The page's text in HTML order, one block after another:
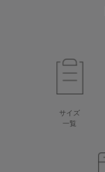
サイズ
一覧